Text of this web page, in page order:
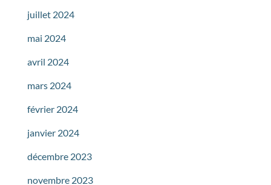
juillet 2024
mai 2024
avril 2024
mars 2024
février 2024
janvier 2024
décembre 2023
novembre 2023